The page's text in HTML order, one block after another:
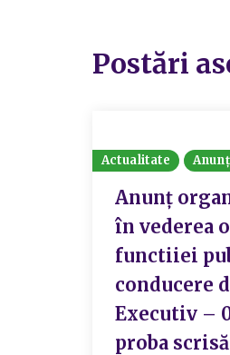
Postări
Actualitate
Anunț
în vederea
functiiei
conducere
Executiv –
proba